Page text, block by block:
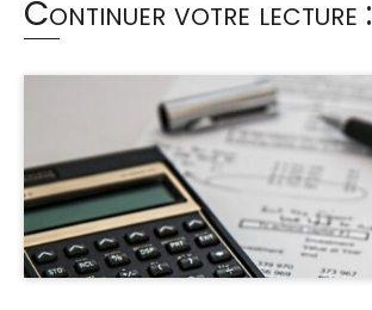
Continuer votre lecture :